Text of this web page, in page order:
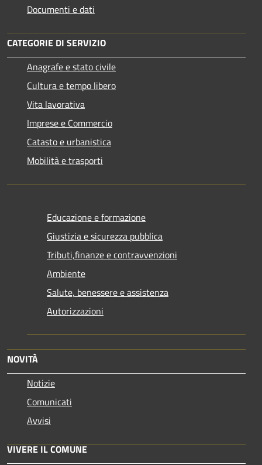
Documenti e dati
CATEGORIE DI SERVIZIO
Anagrafe e stato civile
Cultura e tempo libero
Vita lavorativa
Imprese e Commercio
Catasto e urbanistica
Mobilità e trasporti
Educazione e formazione
Giustizia e sicurezza pubblica
Tributi,finanze e contravvenzioni
Ambiente
Salute, benessere e assistenza
Autorizzazioni
NOVITÀ
Notizie
Comunicati
Avvisi
VIVERE IL COMUNE